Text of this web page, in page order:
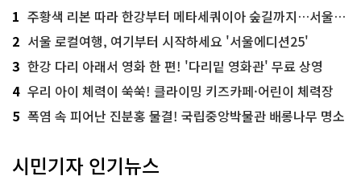
1 주황색 리본 따라 한강부터 메타세쿼이아 숲길까지…서울둘레길 15코스
2 서울 로컬여행, 여기부터 시작하세요 '서울에디션25'
3 한강 다리 아래서 영화 한 편! '다리밑 영화관' 무료 상영
4 우리 아이 체력이 쑥쑥! 클라이밍 키즈카페·어린이 체력장
5 폭염 속 피어난 진분홍 물결! 국립중앙박물관 배롱나무 명소
시민기자 인기뉴스